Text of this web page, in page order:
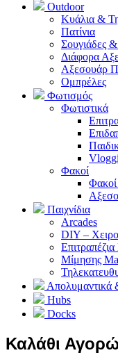
Outdoor
Κυάλια &
Πατίνια
Σουγιάδες
Διάφορα
Αξεσουάρ
Ομπρέλες
Φωτισμός
Φωτιστικά
Φακοί
Παιχνίδια
Arcades
DIY –
Μίμησης
Απολυμαντικά
Hubs
Docks
Καλάθι